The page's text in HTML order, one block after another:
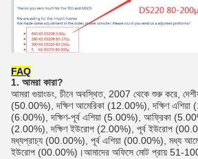
FAQ
1. আমরা কারা?
আমরা গুয়াংডং, চীনে অবস্থিত, 2007 থেকে শুরু করে, দেশীয়
(50.00%), দক্ষিণ আমেরিকা (12.00%), দক্ষিণ
(6.00%), দক্ষিণ-পূর্ব এশিয়া (5.00%), আফ্রিকা
(2.00%), দক্ষিণ ইউরোপ (2.00%), পূর্ব ইউরোপ
মধ্যপ্রাচ্য (00.00%), পূর্ব এশিয়া (00.00%), মধ্য
ইউরোপ (00.00%)।আমাদের অফিসে মোট প্রায় 51-